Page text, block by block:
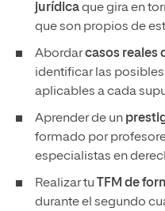
jurídicaque gira en
que son propios de
Abordarcasos reales
identificar las
aplicables a cada
Aprender de un
formado por
especialistas en
Realizar tu
TFM de
durante el segundo